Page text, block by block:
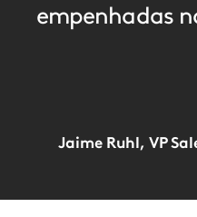
empenhadas
Jaime Ruhl, VP